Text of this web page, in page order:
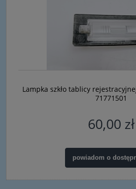
Lampka szkło tablicy
71771501
60,00 zł
powiadom o